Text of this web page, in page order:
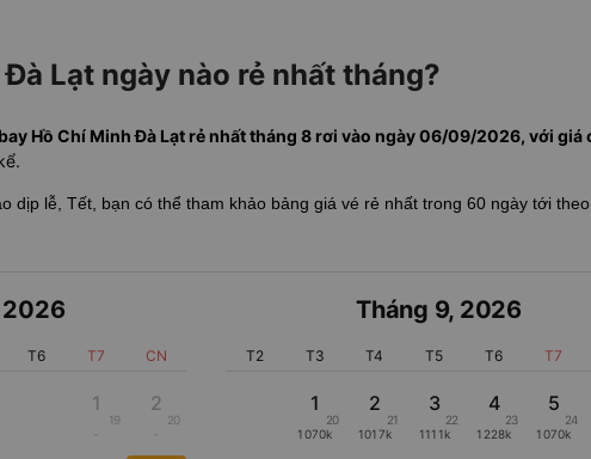
Lạt ngày nào rẻ nhất tháng?
Hồ Chí Minh Đà Lạt rẻ nhất tháng 8 rơi vào ngày 06/09/2026, với giá
dịp lễ, Tết, bạn có thể tham khảo bảng giá vé rẻ nhất trong 60 ngày tới
2026
T6 T7 CN
1
19
2
20
Tháng 9, 2026
T2 T3 T4 T5 T6 T7
1
20
1070k
2
21
1017k
3
22
1111k
4
23
1228k
5
24
1070k